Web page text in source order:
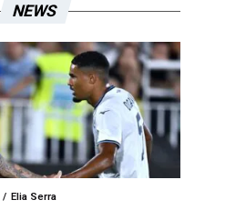
NEWS
Elia Serra